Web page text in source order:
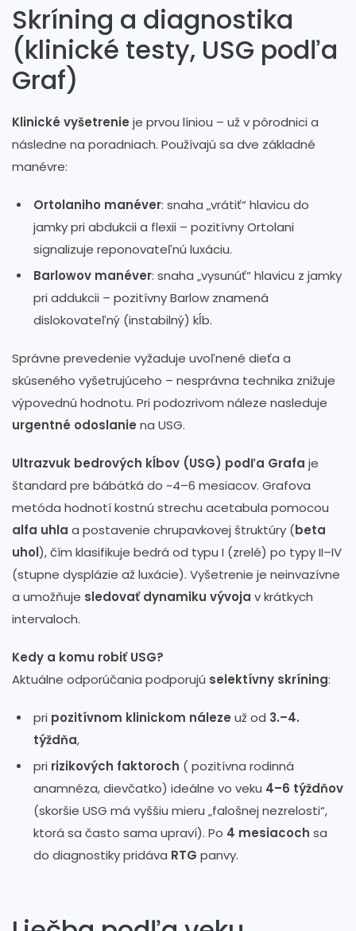
Skríning a diagnostika
(klinické testy, USG podľa
Graf)
Klinické vyšetrenie je prvou líniou – už v pôrodnici a
následne na poradniach. Používajú sa dve základné
manévre:
Ortolaniho manéver: snaha „vrátiť“ hlavicu do
jamky pri abdukcii a flexii – pozitívny Ortolani
signalizuje reponovateľnú luxáciu.
Barlowov manéver: snaha „vysunúť“ hlavicu z jamky
pri addukcii – pozitívny Barlow znamená
dislokovateľný (instabilný) kĺb.
Správne prevedenie vyžaduje uvoľnené dieťa a
skúseného vyšetrujúceho – nesprávna technika znižuje
výpovednú hodnotu. Pri podozrivom náleze nasleduje
urgentné odoslanie na USG.
Ultrazvuk bedrových kĺbov (USG) podľa Grafa je
štandard pre bábätká do ~4–6 mesiacov. Grafova
metóda hodnotí kostnú strechu acetabula pomocou
alfa uhla a postavenie chrupavkovej štruktúry (beta
uhol), čím klasifikuje bedrá od typu I (zrelé) po typy II–IV
(stupne dysplázie až luxácie). Vyšetrenie je neinvazívne
a umožňuje sledovať dynamiku vývoja v krátkych
intervaloch.
Kedy a komu robiť USG?
Aktuálne odporúčania podporujú selektívny skríning:
pri pozitívnom klinickom náleze už od 3.–4.
týždňa,
pri rizikových faktoroch ( pozitívna rodinná
anamnéza, dievčatko) ideálne vo veku 4–6 týždňov
(skoršie USG má vyššiu mieru „falošnej nezrelosti“,
ktorá sa často sama upraví). Po 4 mesiacoch sa
do diagnostiky pridáva RTG panvy.